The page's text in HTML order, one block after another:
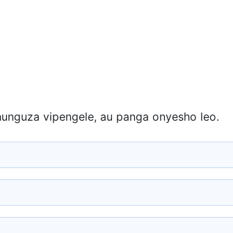
vipengele, au panga onyesho leo.